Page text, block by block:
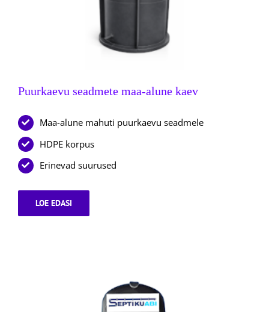
Puurkaevu seadmete maa-alune kaev
Maa-alune mahuti puurkaevu seadmele
HDPE korpus
Erinevad suurused
LOE EDASIPUURKAEVU
SEADMETE